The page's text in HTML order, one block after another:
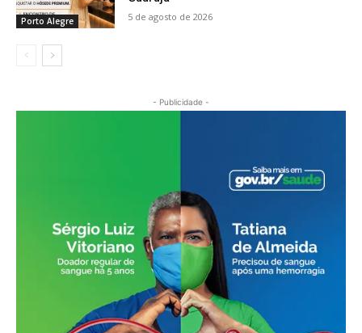
Porto Alegre 5 de agosto de 2026
- Publicidade -